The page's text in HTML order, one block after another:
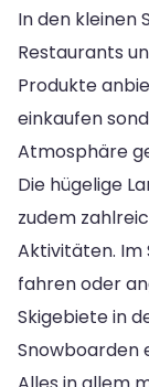
In den kleinen
Restaurants
Produkte
einkaufen
Atmosphäre
Die hügelige
zudem
Aktivitäten. Im
fahren oder
Skigebiete in
Snowboarden